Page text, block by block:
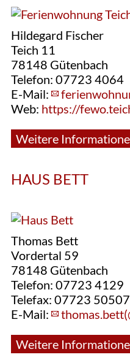
Hildegard Fischer
Teich 11
78148 Gütenbach
Telefon: 07723 4064
E-Mail:
Web: https://
Weitere
HAUS BETT
Thomas Bett
Vordertal 59
78148 Gütenbach
Telefon: 07723 4129
Telefax: 07723
E-Mail:
Weitere